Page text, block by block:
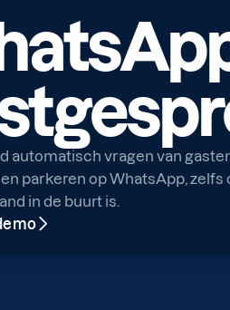
automatisch vragen van
parkeren op WhatsApp, zelfs
in de buurt is.